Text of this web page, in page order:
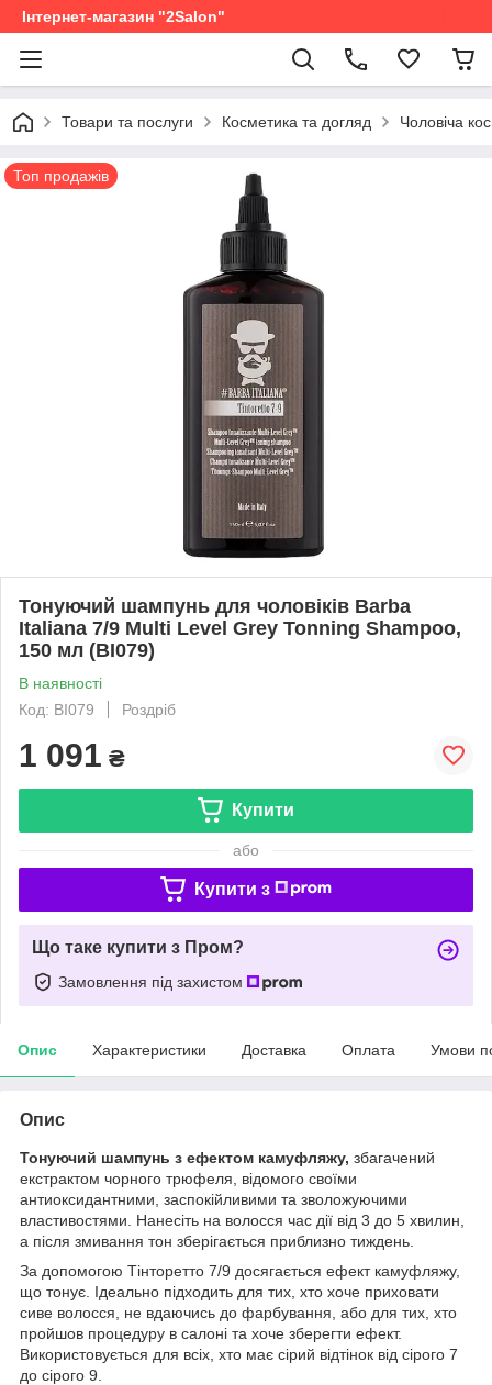
Інтернет-магазин "2Salon"
Товари та послуги Косметика та догляд Чоловіча
Топ продажів
Тонуючий шампунь для чоловіків Barba
Italiana 7/9 Multi Level Grey Tonning Shampoo,
150 мл (BI079)
В наявності
Код: BI079
Роздріб
1 091 ₴
Купити
або
Купити з
Що таке купити з Пром?
Замовлення під захистом
Опис Характеристики Доставка Оплата Умови
Опис
Тонуючий шампунь з ефектом камуфляжу, збагачений
екстрактом чорного трюфеля, відомого своїми
антиоксидантними, заспокійливими та зволожуючими
властивостями. Нанесіть на волосся час дії від 3 до 5 хвилин,
а після змивання тон зберігається приблизно тиждень.
За допомогою Тінторетто 7/9 досягається ефект камуфляжу,
що тонує. Ідеально підходить для тих, хто хоче приховати
сиве волосся, не вдаючись до фарбування, або для тих, хто
пройшов процедуру в салоні та хоче зберегти ефект.
Використовується для всіх, хто має сірий відтінок від сірого 7
до сірого 9.